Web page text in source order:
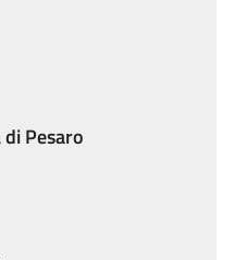
Pesaro